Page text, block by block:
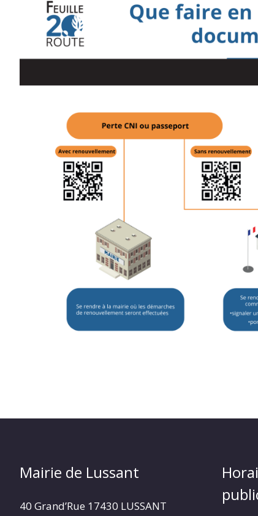
Mairie de Lussant
40 Grand’Rue 17430 LUSSANT